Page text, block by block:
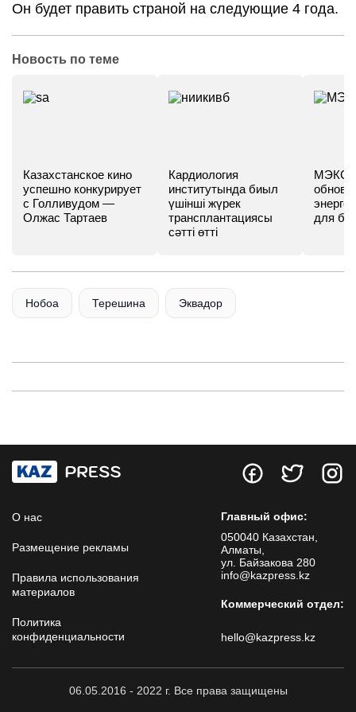
Он будет править страной на следующие 4 года.
Новость по теме
Казахстанское кино
успешно конкурирует
с Голливудом —
Олжас Тартаев
Кардиология
институтында биыл
үшінші жүрек
трансплантациясы
сәтті өтті
МЭКС -
для
Нобоа Терешина Эквадор
О нас
Размещение рекламы
Правила использования
материалов
Политика
конфиденциальности
Главный офис:
050040 Казахстан,
Алматы,
ул. Байзакова 280
info@kazpress.kz
Коммерческий отдел:
hello@kazpress.kz
06.05.2016 - 2022 г. Все права защищены